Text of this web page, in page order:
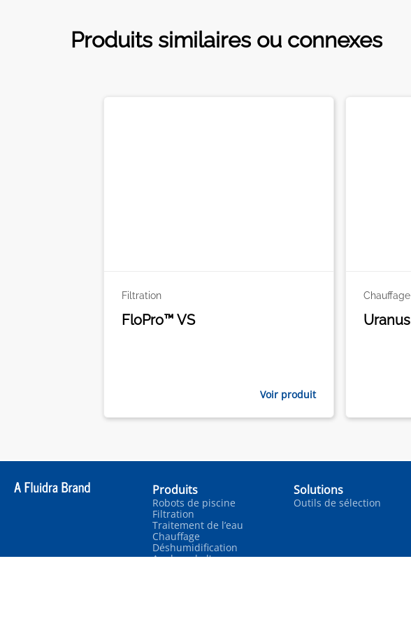
Produits similaires ou connexes
Filtration
FloPro™ VS
Voir produit
Chauffage
Uranus
Produits
Robots de piscine
Filtration
Traitement de l’eau
Chauffage
Déshumidification
Analyse de l'eau
Solutions
Outils de sélection